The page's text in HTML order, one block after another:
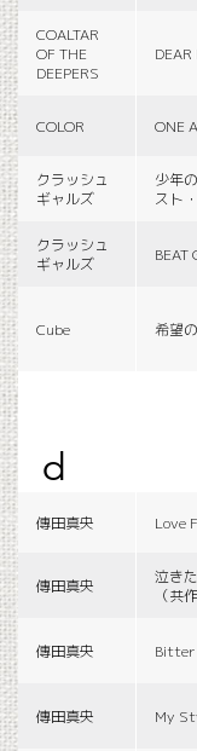
COALTAR
OF THE
DEEPERS
COLOR ONE
クラッシュ
ギャルズ
少年
スト
クラッシュ
ギャルズ
BEAT
Cube 希望
d
傳田真央 Love
傳田真央
泣き
（共
傳田真央
傳田真央 My